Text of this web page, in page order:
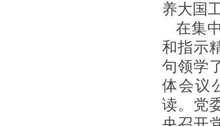
养大国
在集
和指示
句领学
体会议
读。党